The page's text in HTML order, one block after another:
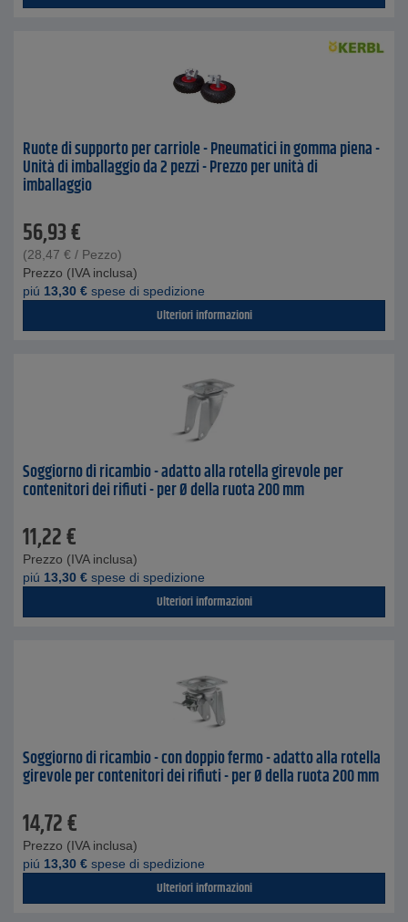
Ruote di supporto per carriole - Pneumatici in gomma piena -
Unità di imballaggio da 2 pezzi - Prezzo per unità di
imballaggio
56,93€
(28,47 € / Pezzo)
Prezzo (IVA inclusa)
piú 13,30 € spese di spedizione
Ulteriori informazioni
Soggiorno di ricambio - adatto alla rotella girevole per
contenitori dei rifiuti - per Ø della ruota 200 mm
11,22€
Prezzo (IVA inclusa)
piú 13,30 € spese di spedizione
Ulteriori informazioni
Soggiorno di ricambio - con doppio fermo - adatto alla rotella
girevole per contenitori dei rifiuti - per Ø della ruota 200 mm
14,72€
Prezzo (IVA inclusa)
piú 13,30 € spese di spedizione
Ulteriori informazioni